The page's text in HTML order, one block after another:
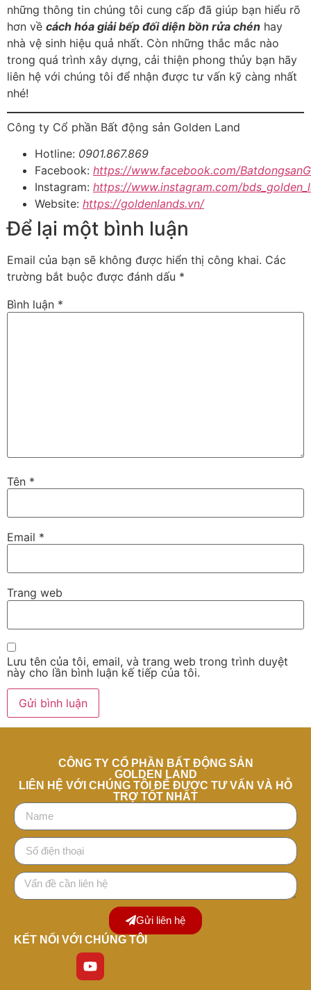
những thông tin chúng tôi cung cấp đã giúp bạn hiểu rõ
hơn về cách hóa giải bếp đối diện bồn rửa chén hay
nhà vệ sinh hiệu quả nhất. Còn những thắc mắc nào
trong quá trình xây dựng, cải thiện phong thủy bạn hãy
liên hệ với chúng tôi để nhận được tư vấn kỹ càng nhất
nhé!
Công ty Cổ phần Bất động sản Golden Land
Hotline: 0901.867.869
Facebook: https://www.facebook.com/
Instagram: https://www.instagram.com/
Website: https://goldenlands.vn/
Để lại một bình luận
Email của bạn sẽ không được hiển thị công khai. Các
trường bắt buộc được đánh dấu *
Bình luận *
Tên *
Email *
Trang web
Lưu tên của tôi, email, và trang web trong trình duyệt
này cho lần bình luận kế tiếp của tôi.
CÔNG TY CỔ PHẦN BẤT ĐỘNG SẢN
GOLDEN LAND
LIÊN HỆ VỚI CHÚNG TÔI ĐỂ ĐƯỢC TƯ VẤN VÀ HỖ
TRỢ TỐT NHẤT
Gửi liên hệ
KẾT NỐI VỚI CHÚNG TÔI